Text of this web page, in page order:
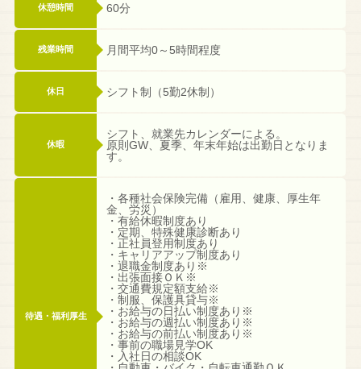
休憩時間 60分
残業時間 月間平均0～5時間程度
休日 シフト制（5勤2休制）
休暇
シフト、就業先カレンダーによる。
原則GW、夏季、年末年始は出勤日となりま
す。
待遇・福利厚生
・各種社会保険完備（雇用、健康、厚生年
金、労災）
・有給休暇制度あり
・定期、特殊健康診断あり
・正社員登用制度あり
・キャリアアップ制度あり
・退職金制度あり※
・出張面接ＯＫ※
・交通費規定額支給※
・制服、保護具貸与※
・お給与の日払い制度あり※
・お給与の週払い制度あり※
・お給与の前払い制度あり※
・事前の職場見学OK
・入社日の相談OK